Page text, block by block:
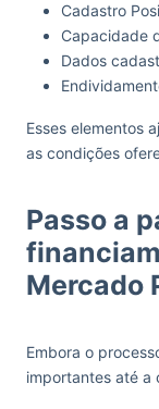
Cadastro
Capacidade
Dados
Esses elementos
as condições
Passo a
Mercado
Embora o
importantes até a